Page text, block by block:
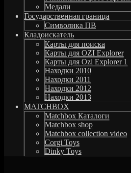
Медали
Государственная граница
Символика ПВ
Кладоискатель
Карты для поиска
Карты для OZI Explorer
Карты для Ozi Explorer 1
Находки 2010
Находки 2011
Находки 2012
Находки 2013
MATCHBOX
Matchbox Каталоги
Matchbox shop
Matchbox collection video
Corgi Toys
Dinky Toys